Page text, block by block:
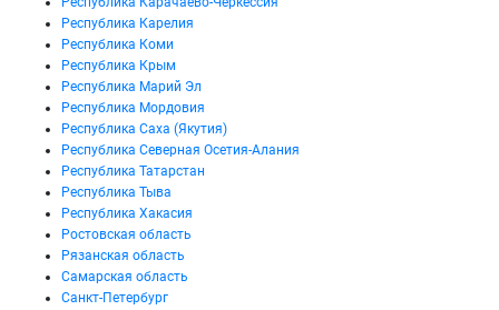
Республика Карелия
Республика Коми
Республика Крым
Республика Марий Эл
Республика Мордовия
Республика Саха (Якутия)
Республика Северная Осетия-Алания
Республика Татарстан
Республика Тыва
Республика Хакасия
Ростовская область
Рязанская область
Самарская область
Санкт-Петербург